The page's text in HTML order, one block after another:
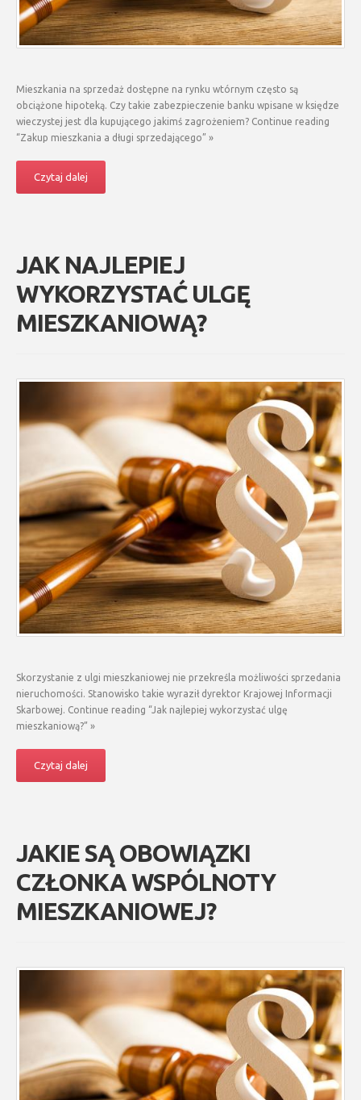
Mieszkania na sprzedaż dostępne na rynku wtórnym często są
obciążone hipoteką. Czy takie zabezpieczenie banku wpisane w księdze
wieczystej jest dla kupującego jakimś zagrożeniem? Continue reading
“Zakup mieszkania a długi sprzedającego” »
Czytaj dalej
JAK NAJLEPIEJ
WYKORZYSTAĆ ULGĘ
MIESZKANIOWĄ?
Skorzystanie z ulgi mieszkaniowej nie przekreśla możliwości sprzedania
nieruchomości. Stanowisko takie wyraził dyrektor Krajowej Informacji
Skarbowej. Continue reading “Jak najlepiej wykorzystać ulgę
mieszkaniową?” »
Czytaj dalej
JAKIE SĄ OBOWIĄZKI
CZŁONKA WSPÓLNOTY
MIESZKANIOWEJ?